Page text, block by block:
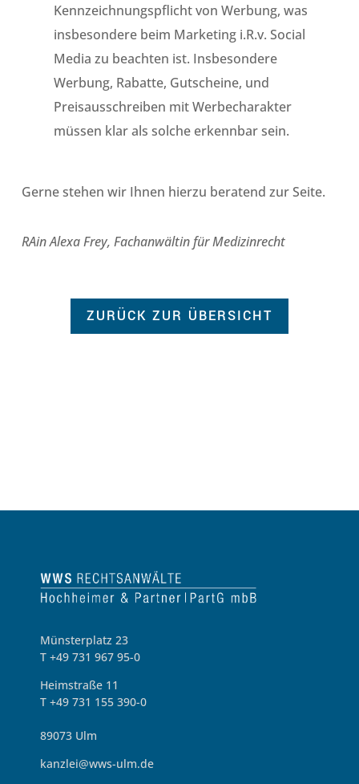
Kennzeichnungspflicht von Werbung, was
insbesondere beim Marketing i.R.v. Social
Media zu beachten ist. Insbesondere
Werbung, Rabatte, Gutscheine, und
Preisausschreiben mit Werbecharakter
müssen klar als solche erkennbar sein.
Gerne stehen wir Ihnen hierzu beratend zur Seite.
RAin Alexa Frey, Fachanwältin für Medizinrecht
ZURÜCK ZUR ÜBERSICHT
Münsterplatz 23
T +49 731 967 95-0
Heimstraße 11
T +49 731 155 390-0
89073 Ulm
kanzlei@wws-ulm.de